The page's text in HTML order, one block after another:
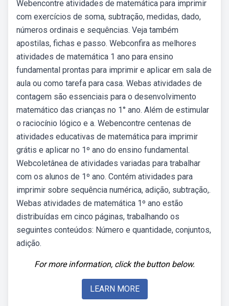
Webencontre atividades de matemática para imprimir
com exercícios de soma, subtração, medidas, dado,
números ordinais e sequências. Veja também
apostilas, fichas e passo. Webconfira as melhores
atividades de matemática 1 ano para ensino
fundamental prontas para imprimir e aplicar em sala de
aula ou como tarefa para casa. Webas atividades de
contagem são essenciais para o desenvolvimento
matemático das crianças no 1° ano. Além de estimular
o raciocínio lógico e a. Webencontre centenas de
atividades educativas de matemática para imprimir
grátis e aplicar no 1º ano do ensino fundamental.
Webcoletânea de atividades variadas para trabalhar
com os alunos de 1º ano. Contém atividades para
imprimir sobre sequência numérica, adição, subtração,.
Webas atividades de matemática 1º ano estão
distribuídas em cinco páginas, trabalhando os
seguintes conteúdos: Número e quantidade, conjuntos,
adição.
For more information, click the button below.
LEARN MORE